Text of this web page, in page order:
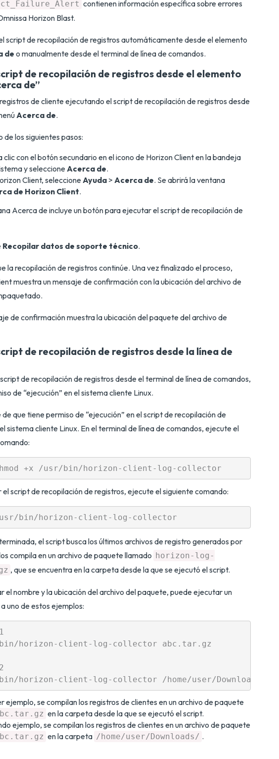
contienen información específica sobre errores
Horizon Blast.
script de recopilación de registros automáticamente desde el elemento
deo manualmente desde el terminal de línea de comandos.
de recopilación de registros desde el elemento
de”
de cliente ejecutando el script de recopilación de registros desde
Acerca de.
de los siguientes pasos:
clic con el botón secundario en el icono de Horizon Client en la bandeja
y seleccioneAcerca de.
Client, seleccioneAyuda > Acerca de. Se abrirá la ventana
de Horizon Client.
Recopilar datos de soporte técnico.
la recopilación de registros continúe. Una vez finalizado el proceso,
muestra un mensaje de confirmación con la ubicación del archivo de
de recopilación de registros desde la línea de
de recopilación de registros desde el terminal de línea de comandos,
de “ejecución” en el sistema cliente Linux.
que tiene permiso de “ejecución” en el script de recopilación de
sistema cliente Linux. En el terminal de línea de comandos, ejecute el
el script de recopilación de registros, ejecute el siguiente comando:
el script busca los últimos archivos de registro generados por
compila en un archivo de paquete llamado horizon-log-
, que se encuentra en la carpeta desde la que se ejecutó el script.
el nombre y la ubicación del archivo del paquete, puede ejecutar un
uno de estos ejemplos:
horizon-client-log-collector abc.tar.gz
ejemplo, se compilan los registros de clientes en un archivo de paquete
en la carpeta desde la que se ejecutó el script.
ejemplo, se compilan los registros de clientes en un archivo de paquete
en la carpeta /home/user/Downloads/ .